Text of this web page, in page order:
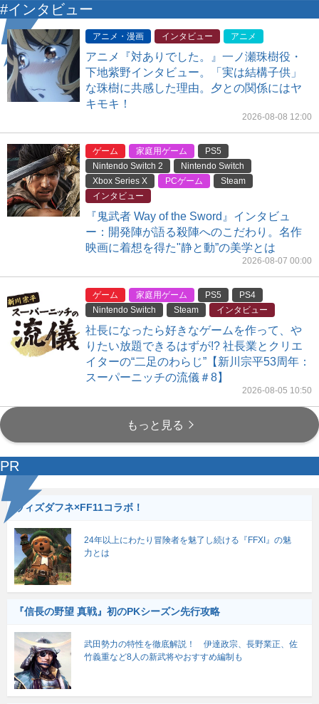
#インタビュー
アニメ・漫画 インタビュー アニメ
アニメ『対ありでした。』一ノ瀬珠樹役・
下地紫野インタビュー。「実は結構子供」
な珠樹に共感した理由。夕との関係にはヤ
キモキ！
2026-08-08 12:00
ゲーム 家庭用ゲーム
PS5
Nintendo Switch 2
Nintendo Switch
Xbox Series X
PCゲーム
Steam
インタビュー
『鬼武者 Way of the Sword』インタビュ
ー：開発陣が語る殺陣へのこだわり。名作
映画に着想を得た"静と動”の美学とは
2026-08-07 00:00
ゲーム 家庭用ゲーム PS5
PS4
Nintendo Switch
Steam インタビュー
社長になったら好きなゲームを作って、や
りたい放題できるはずが!? 社長業とクリエ
イターの“二足のわらじ”【新川宗平53周年：
スーパーニッチの流儀＃8】
2026-08-05 10:50
もっと見る
PR
ウィズダフネ×FF11コラボ！
24年以上にわたり冒険者を魅了し続ける『FFXI』の魅
力とは
『信長の野望 真戦』初のPKシーズン先行攻略
武田勢力の特性を徹底解説！ 伊達政宗、長野業正、佐
竹義重など8人の新武将やおすすめ編制も